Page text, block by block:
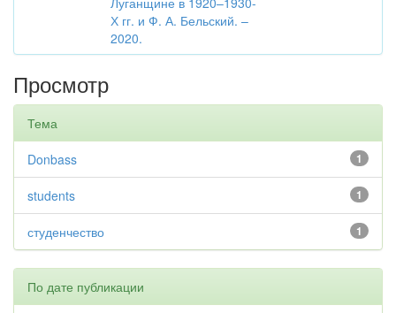
Х гг. и Ф. А. Бельский. –
2020.
Просмотр
Тема
1
Donbass
1
students
1
студенчество
По дате публикации